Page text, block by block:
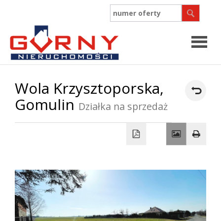
firmie
Oferty
Wola Krzysztoporska,
Gomulin Działka na sprzedaż